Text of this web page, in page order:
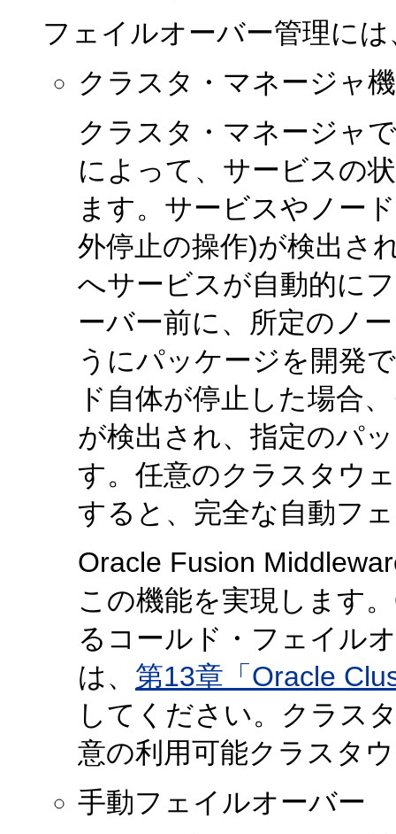
フェイルオーバー管理に
クラスタ・マネージャ
クラスタ・マネージャ
によって、サービスの
ます。サービスやノー
外停止の操作)が検出さ
へサービスが自動的に
ーバー前に、所定のノ
うにパッケージを開発
ド自体が停止した場合
が検出され、指定のパ
す。任意のクラスタウ
すると、完全な自動フ
Oracle Fusion
この機能を実現します
るコールド・フェイル
は、 第13章「Oracle
してください。クラス
意の利用可能クラスタ
手動フェイルオーバー